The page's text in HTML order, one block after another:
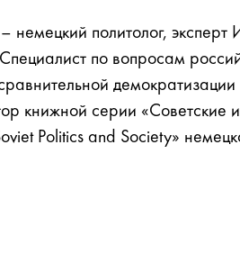
политолог, эксперт
по вопросам
книжной серии «Советские
Politics and Society»